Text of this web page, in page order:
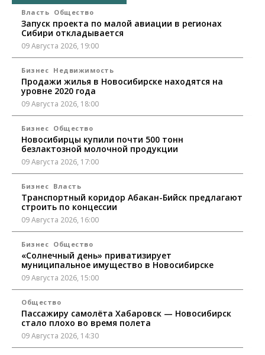
Власть Общество
Запуск проекта по малой авиации в регионах
Сибири откладывается
09 Августа 2026, 19:00
Бизнес Недвижимость
Продажи жилья в Новосибирске находятся на
уровне 2020 года
09 Августа 2026, 18:00
Бизнес Общество
Новосибирцы купили почти 500 тонн
безлактозной молочной продукции
09 Августа 2026, 17:00
Бизнес Власть
Транспортный коридор Абакан-Бийск предлагают
строить по концессии
09 Августа 2026, 16:00
Бизнес Общество
«Солнечный день» приватизирует
муниципальное имущество в Новосибирске
09 Августа 2026, 15:00
Общество
Пассажиру самолёта Хабаровск — Новосибирск
стало плохо во время полета
09 Августа 2026, 14:30